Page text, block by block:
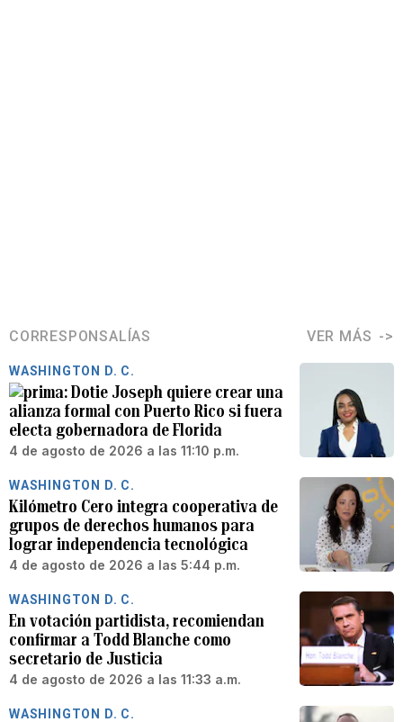
CORRESPONSALÍAS VER MÁS
WASHINGTON D. C.
Dotie Joseph quiere crear una
alianza formal con Puerto Rico si fuera
electa gobernadora de Florida
4 de agosto de 2026 a las 11:10 p.m.
WASHINGTON D. C.
Kilómetro Cero integra cooperativa de
grupos de derechos humanos para
lograr independencia tecnológica
4 de agosto de 2026 a las 5:44 p.m.
WASHINGTON D. C.
En votación partidista, recomiendan
confirmar a Todd Blanche como
secretario de Justicia
4 de agosto de 2026 a las 11:33 a.m.
WASHINGTON D. C.